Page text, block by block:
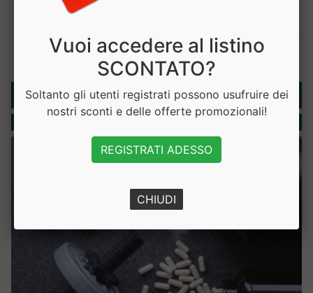
Rubriche
Vuoi accedere al listino
SCONTATO?
Soltanto gli utenti registrati possono usufruire dei
nostri sconti e delle offerte promozionali!
REGISTRATI ADESSO
CHIUDI